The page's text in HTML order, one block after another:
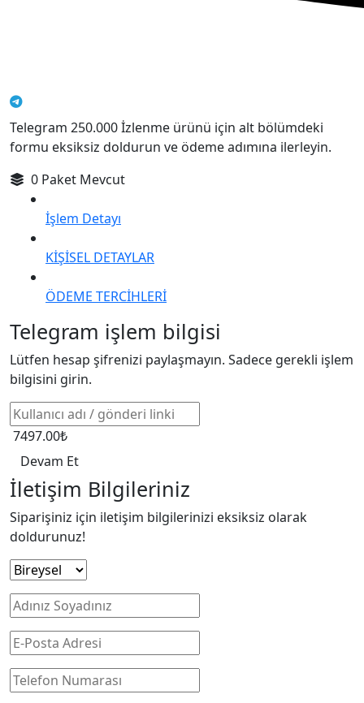
Telegram 250.000 İzlenme ürünü için alt bölümdeki
formu eksiksiz doldurun ve ödeme adımına ilerleyin.
0 Paket Mevcut
İşlem Detayı
KİŞİSEL DETAYLAR
ÖDEME TERCİHLERİ
Telegram işlem bilgisi
Lütfen hesap şifrenizi paylaşmayın. Sadece gerekli işlem
bilgisini girin.
7497.00₺
Devam Et
İletişim Bilgileriniz
Siparişiniz için iletişim bilgilerinizi eksiksiz olarak
doldurunuz!